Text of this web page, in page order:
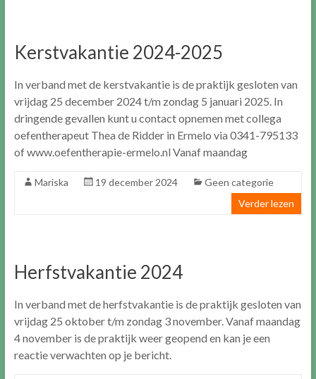
Kerstvakantie 2024-2025
In verband met de kerstvakantie is de praktijk gesloten van
vrijdag 25 december 2024 t/m zondag 5 januari 2025. In
dringende gevallen kunt u contact opnemen met collega
oefentherapeut Thea de Ridder in Ermelo via 0341-795133
of www.oefentherapie-ermelo.nl Vanaf maandag
Mariska 19 december 2024
Geen categorie
Verder lezen
Herfstvakantie 2024
In verband met de herfstvakantie is de praktijk gesloten van
vrijdag 25 oktober t/m zondag 3 november. Vanaf maandag
4 november is de praktijk weer geopend en kan je een
reactie verwachten op je bericht.